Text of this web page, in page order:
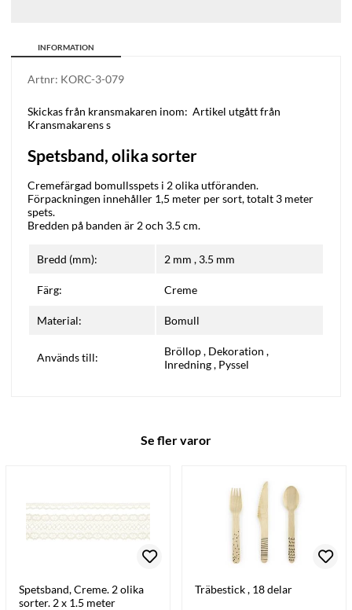
INFORMATION
Artnr: KORC-3-079
Skickas från kransmakaren inom: Artikel utgått från
Kransmakarens s
Spetsband, olika sorter
Cremefärgad bomullsspets i 2 olika utföranden.
Förpackningen innehåller 1,5 meter per sort, totalt 3 meter
spets.
Bredden på banden är 2 och 3.5 cm.
Bredd (mm): 2 mm , 3.5 mm
Färg: Creme
Material: Bomull
Används till: Bröllop, Dekoration ,
Inredning, Pyssel
Se fler varor
Spetsband, Creme. 2 olika
sorter. 2 x 1.5 meter
Träbestick , 18 delar